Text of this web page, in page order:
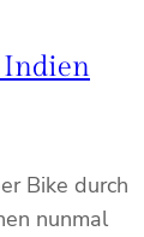
Indien
Bike durch
nunmal